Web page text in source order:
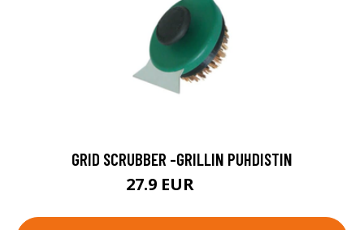
GRID SCRUBBER -GRILLIN PUHDISTIN
27.9 EUR